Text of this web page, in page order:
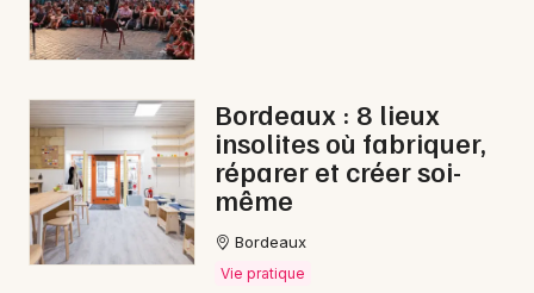
33 - Gironde
Choisir mes départements
Bordeaux : 8 lieux
insolites où fabriquer,
réparer et créer soi-
même
Bordeaux
Vie pratique